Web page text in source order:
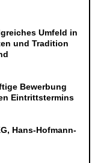
Umfeld in
und Tradition
Bewerbung
Eintrittstermins
Hans-Hofmann-